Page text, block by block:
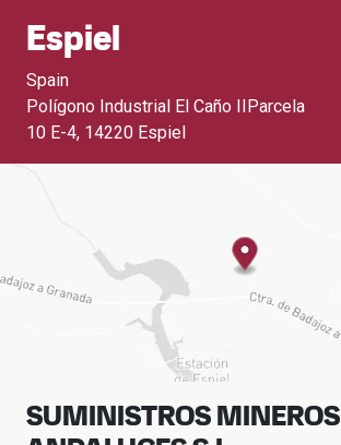
Espiel
Spain
Polígono Industrial El Caño IIParcela
10 E-4, 14220 Espiel
SUMINISTROS MINEROS